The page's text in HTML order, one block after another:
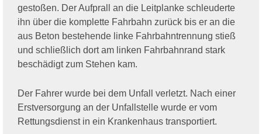
gestoßen. Der Aufprall an die Leitplanke schleuderte
ihn über die komplette Fahrbahn zurück bis er an die
aus Beton bestehende linke Fahrbahntrennung stieß
und schließlich dort am linken Fahrbahnrand stark
beschädigt zum Stehen kam.
Der Fahrer wurde bei dem Unfall verletzt. Nach einer
Erstversorgung an der Unfallstelle wurde er vom
Rettungsdienst in ein Krankenhaus transportiert.